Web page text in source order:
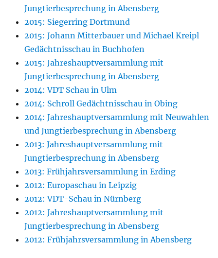
Jungtierbesprechung in Abensberg
2015: Siegerring Dortmund
2015: Johann Mitterbauer und Michael Kreipl
Gedächtnisschau in Buchhofen
2015: Jahreshauptversammlung mit
Jungtierbesprechung in Abensberg
2014: VDT Schau in Ulm
2014: Schroll Gedächtnisschau in Obing
2014: Jahreshauptversammlung mit Neuwahlen
und Jungtierbesprechung in Abensberg
2013: Jahreshauptversammlung mit
Jungtierbesprechung in Abensberg
2013: Frühjahrsversammlung in Erding
2012: Europaschau in Leipzig
2012: VDT-Schau in Nürnberg
2012: Jahreshauptversammlung mit
Jungtierbesprechung in Abensberg
2012: Frühjahrsversammlung in Abensberg